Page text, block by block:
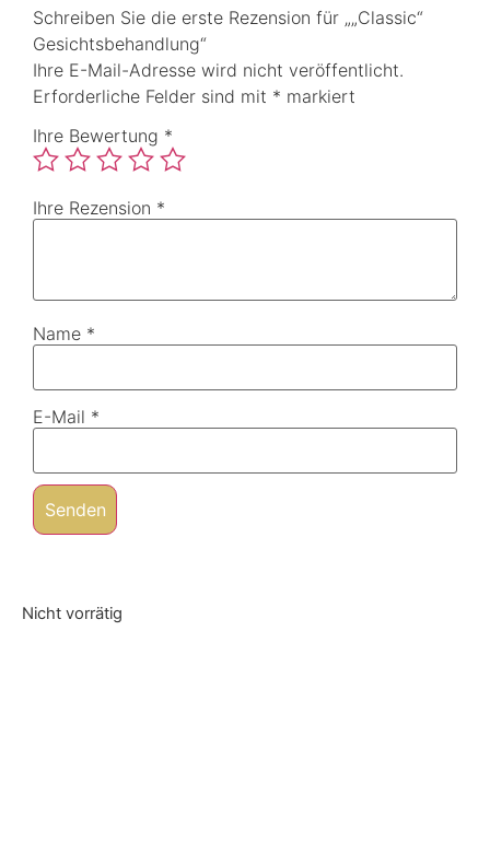
Schreiben Sie die erste Rezension für „„Classic“
Gesichtsbehandlung“
Ihre E-Mail-Adresse wird nicht veröffentlicht.
Erforderliche Felder sind mit * markiert
Ihre Bewertung *
Ihre Rezension *
Name *
E-Mail *
Nicht vorrätig